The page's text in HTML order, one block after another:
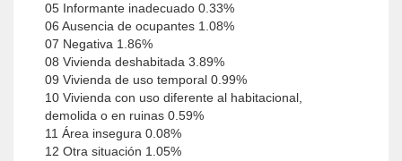
05 Informante inadecuado 0.33%
06 Ausencia de ocupantes 1.08%
07 Negativa 1.86%
08 Vivienda deshabitada 3.89%
09 Vivienda de uso temporal 0.99%
10 Vivienda con uso diferente al habitacional,
demolida o en ruinas 0.59%
11 Área insegura 0.08%
12 Otra situación 1.05%